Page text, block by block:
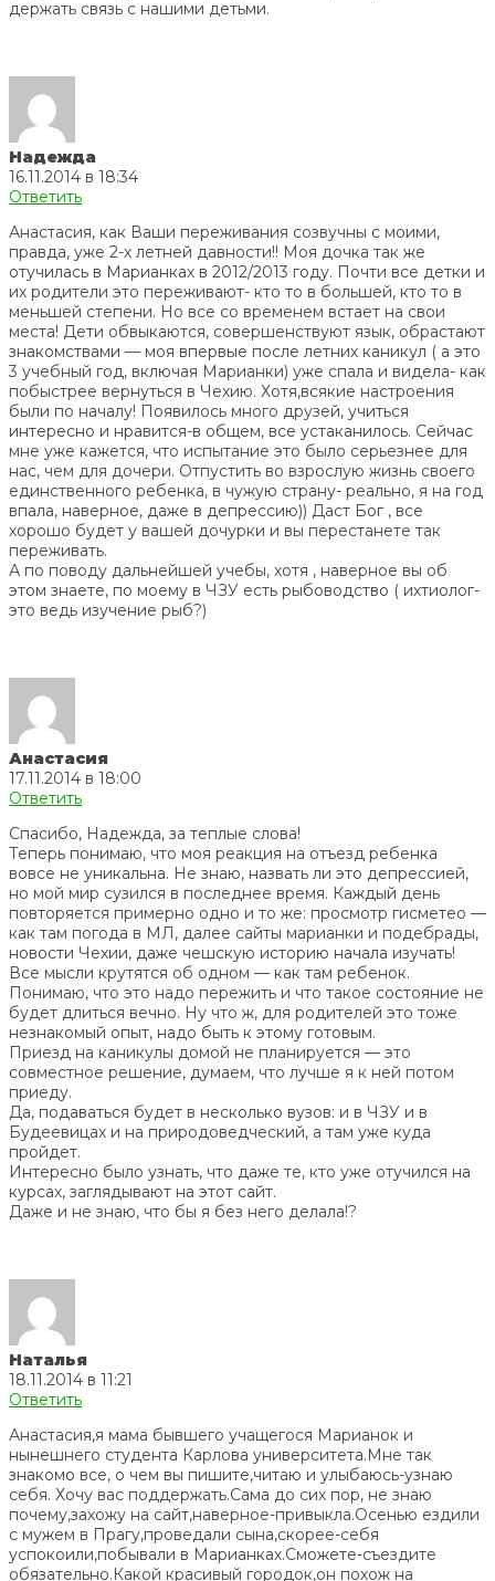
держать связь с нашими детьми.
Надежда
16.11.2014 в 18:34
Ответить
Анастасия, как Ваши переживания созвучны с моими,
правда, уже 2-х летней давности!! Моя дочка так же
отучилась в Марианках в 2012/2013 году. Почти все детки и
их родители это переживают- кто то в большей, кто то в
меньшей степени. Но все со временем встает на свои
места! Дети обвыкаются, совершенствуют язык, обрастают
знакомствами — моя впервые после летних каникул ( а это
3 учебный год, включая Марианки) уже спала и видела- как
побыстрее вернуться в Чехию. Хотя,всякие настроения
были по началу! Появилось много друзей, учиться
интересно и нравится-в общем, все устаканилось. Сейчас
мне уже кажется, что испытание это было серьезнее для
нас, чем для дочери. Отпустить во взрослую жизнь своего
единственного ребенка, в чужую страну- реально, я на год
впала, наверное, даже в депрессию)) Даст Бог , все
хорошо будет у вашей дочурки и вы перестанете так
переживать.
А по поводу дальнейшей учебы, хотя , наверное вы об
этом знаете, по моему в ЧЗУ есть рыбоводство ( ихтиолог-
это ведь изучение рыб?)
Анастасия
17.11.2014 в 18:00
Ответить
Спасибо, Надежда, за теплые слова!
Теперь понимаю, что моя реакция на отъезд ребенка
вовсе не уникальна. Не знаю, назвать ли это депрессией,
но мой мир сузился в последнее время. Каждый день
повторяется примерно одно и то же: просмотр гисметео —
как там погода в МЛ, далее сайты марианки и подебрады,
новости Чехии, даже чешскую историю начала изучать!
Все мысли крутятся об одном — как там ребенок.
Понимаю, что это надо пережить и что такое состояние не
будет длиться вечно. Ну что ж, для родителей это тоже
незнакомый опыт, надо быть к этому готовым.
Приезд на каникулы домой не планируется — это
совместное решение, думаем, что лучше я к ней потом
приеду.
Да, подаваться будет в несколько вузов: и в ЧЗУ и в
Будеевицах и на природоведческий, а там уже куда
пройдет.
Интересно было узнать, что даже те, кто уже отучился на
курсах, заглядывают на этот сайт.
Даже и не знаю, что бы я без него делала!?
Наталья
18.11.2014 в 11:21
Ответить
Анастасия,я мама бывшего учащегося Марианок и
нынешнего студента Карлова университета.Мне так
знакомо все, о чем вы пишите,читаю и улыбаюсь-узнаю
себя. Хочу вас поддержать.Сама до сих пор, не знаю
почему,захожу на сайт,наверное-привыкла.Осенью ездили
с мужем в Прагу,проведали сына,скорее-себя
успокоили,побывали в Марианках.Сможете-съездите
обязательно.Какой красивый городок,он похож на